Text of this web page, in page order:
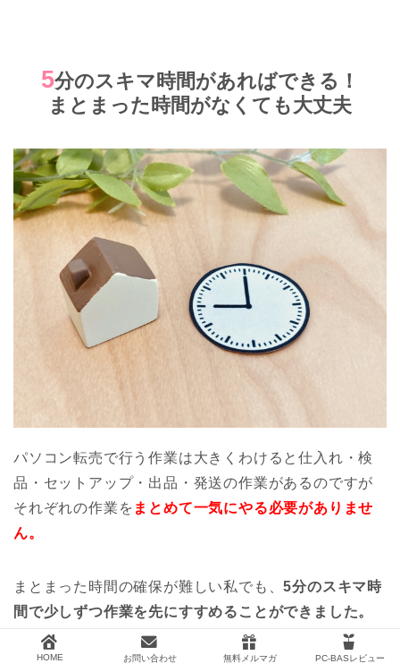
5分のスキマ時間があればできる！
まとまった時間がなくても大丈夫
パソコン転売で行う作業は大きくわけると仕入れ・検
品・セットアップ・出品・発送の作業があるのですが
それぞれの作業を まとめて一気にやる必要がありませ
ん。
まとまった時間の確保が難しい私でも、5分のスキマ時
間で少しずつ作業を先にすすめることができました。
私の場合、
HOME お問い合わせ 無料メルマガ PC-BASレビュー